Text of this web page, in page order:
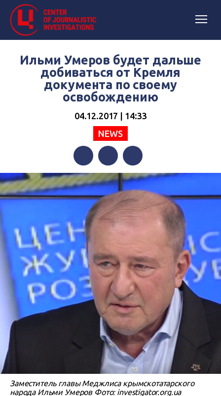
Ильми Умеров будет дальше
добиваться от Кремля
документа по своему
освобождению
04.12.2017 | 14:33
NEWS
FacebookTwitterTelegram
Заместитель главы Меджлиса крымскотатарского
народа Ильми Умеров Фото: investigator.org.ua